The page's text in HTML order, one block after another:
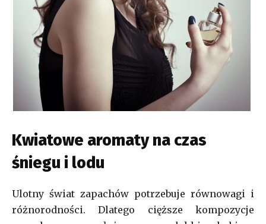
Kwiatowe aromaty na czas
śniegu i lodu
Ulotny świat zapachów potrzebuje równowagi i
różnorodności. Dlatego cięższe kompozycje